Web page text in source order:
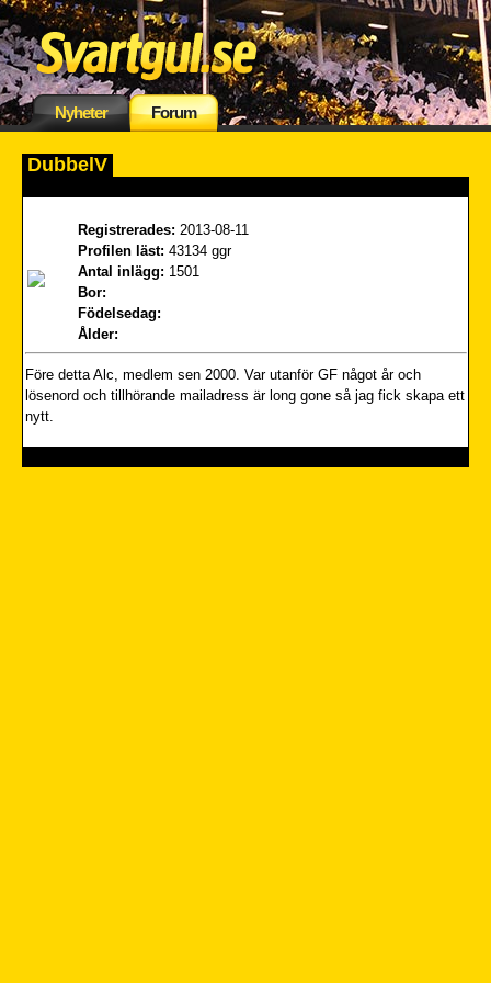
Nyheter Forum
DubbelV
Registrerades: 2013-08-11
Profilen läst: 43134 ggr
Antal inlägg: 1501
Bor:
Födelsedag:
Ålder:
Före detta Alc, medlem sen 2000. Var utanför GF något år och
lösenord och tillhörande mailadress är long gone så jag fick skapa ett
nytt.